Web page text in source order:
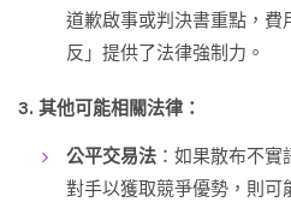
道歉啟事或判決書重點，
反」提供了法律強制力。
3. 其他可能相關法律：
公平交易法 ：如果散布不
對手以獲取競爭優勢，則可